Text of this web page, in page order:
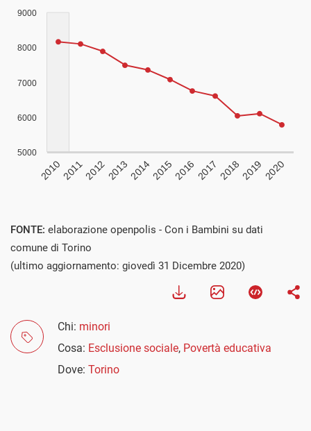
FONTE: elaborazione openpolis - Con i Bambini su dati
comune di Torino
(ultimo aggiornamento: giovedì 31 Dicembre 2020)
Chi: minori
Cosa: Esclusione sociale, Povertà educativa
Dove: Torino